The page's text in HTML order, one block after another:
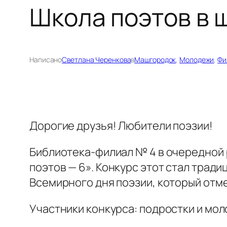
Школа поэтов в
НаписаноСветлана ЧеренковавМашгородок, Молодежи,
Дорогие друзья! Любители поэзии!
Библиотека-филиал № 4 в очередной
поэтов — 6». Конкурс этот стал
Всемирного дня поэзии, который
Участники конкурса: подростки и